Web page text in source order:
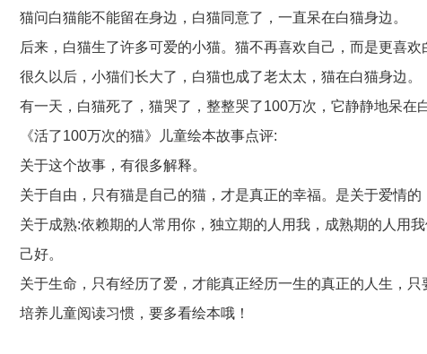
猫问白猫能不能留在身边，白猫同意了，一直呆在白猫身边。
后来，白猫生了许多可爱的小猫。猫不再喜欢自己，而是更喜欢
很久以后，小猫们长大了，白猫也成了老太太，猫在白猫身边。
有一天，白猫死了，猫哭了，整整哭了100万次，它静静地呆在
《活了100万次的猫》儿童绘本故事点评:
关于这个故事，有很多解释。
关于自由，只有猫是自己的猫，才是真正的幸福。是关于爱情的
关于成熟:依赖期的人常用你，独立期的人用我，成熟期的人用
己好。
关于生命，只有经历了爱，才能真正经历一生的真正的人生，只
培养儿童阅读习惯，要多看绘本哦！